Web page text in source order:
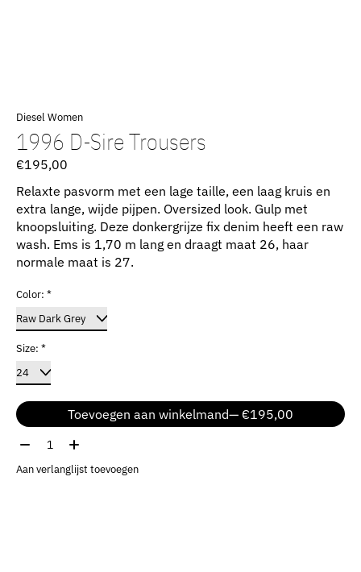
Diesel Women
1996 D-Sire Trousers
€195,00
Relaxte pasvorm met een lage taille, een laag kruis en
extra lange, wijde pijpen. Oversized look. Gulp met
knoopsluiting. Deze donkergrijze fix denim heeft een raw
wash. Ems is 1,70 m lang en draagt ​​maat 26, haar
normale maat is 27.
Color: *
Size: *
Toevoegen aan winkelmand
— €195,00
Aantal:
Aan verlanglijst toevoegen